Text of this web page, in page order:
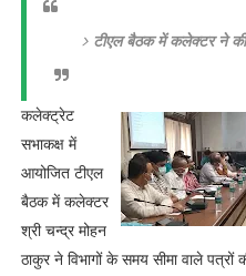
टीएल बैठक में कलेक्टर ने की
कलेक्ट्रेट
सभाकक्ष में
आयोजित टीएल
बैठक में कलेक्टर
श्री चन्द्र मोहन
ठाकुर ने विभागों के समय सीमा वाले पत्रों